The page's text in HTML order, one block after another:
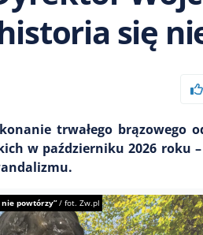
się
trwałego brązowego
w październiku 2026 roku
powtórzy”/ fot. Zw.pl